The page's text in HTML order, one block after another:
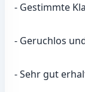
- Gestimmte
- Geruchlos
- Sehr gut